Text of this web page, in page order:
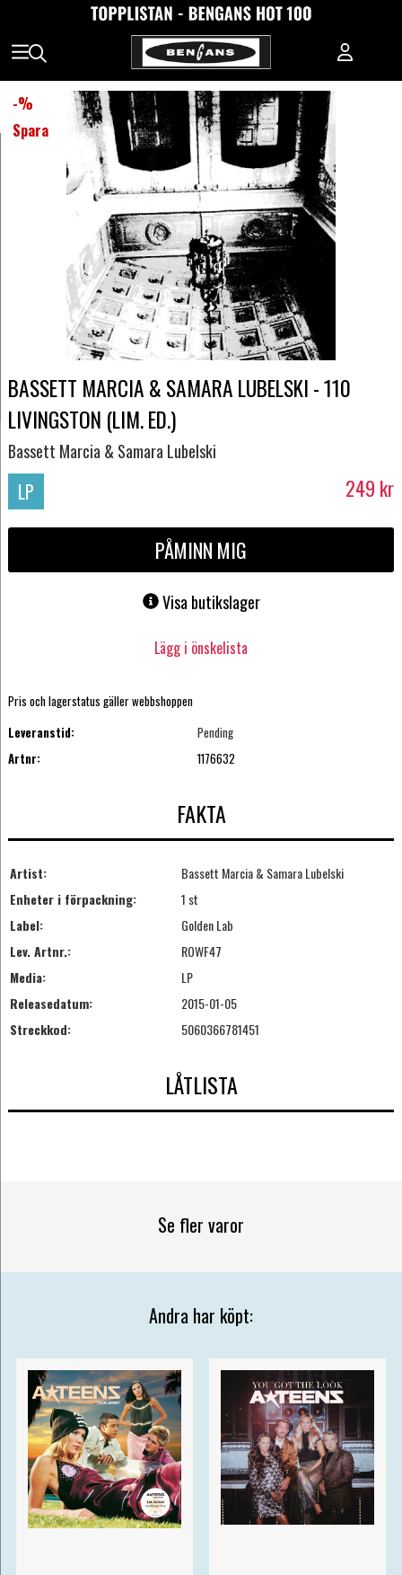
-%
Spara
BASSETT MARCIA & SAMARA LUBELSKI - 110
LIVINGSTON (LIM. ED.)
Bassett Marcia & Samara Lubelski
LP 249 kr
PÅMINN MIG
Visa butikslager
Lägg i önskelista
Pris och lagerstatus gäller webbshoppen
Leveranstid:
Pending
Artnr:
1176632
FAKTA
Artist:
Bassett Marcia & Samara Lubelski
Enheter i förpackning:
1 st
Label:
Golden Lab
Lev. Artnr.:
ROWF47
Media:
LP
Releasedatum:
2015-01-05
Streckkod:
5060366781451
LÅTLISTA
Se fler varor
Andra har köpt: